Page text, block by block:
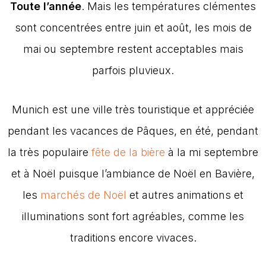
Toute l’année. Mais les températures clémentes
sont concentrées entre juin et août, les mois de
mai ou septembre restent acceptables mais
parfois pluvieux.
Munich est une ville très touristique et appréciée
pendant les vacances de Pâques, en été, pendant
la très populaire fête de la bière à la mi septembre
et à Noël puisque l’ambiance de Noël en Bavière,
les marchés de Noël et autres animations et
illuminations sont fort agréables, comme les
traditions encore vivaces.